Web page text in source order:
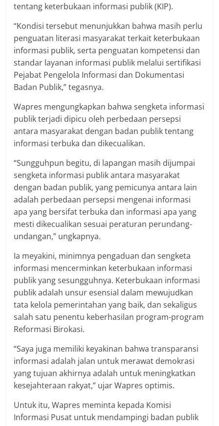
tentang keterbukaan informasi publik (KIP).
“Kondisi tersebut menunjukkan bahwa masih perlu
penguatan literasi masyarakat terkait keterbukaan
informasi publik, serta penguatan kompetensi dan
standar layanan informasi publik melalui sertifikasi
Pejabat Pengelola Informasi dan Dokumentasi
Badan Publik,” tegasnya.
Wapres mengungkapkan bahwa sengketa informasi
publik terjadi dipicu oleh perbedaan persepsi
antara masyarakat dengan badan publik tentang
informasi terbuka dan dikecualikan.
“Sungguhpun begitu, di lapangan masih dijumpai
sengketa informasi publik antara masyarakat
dengan badan publik, yang pemicunya antara lain
adalah perbedaan persepsi mengenai informasi
apa yang bersifat terbuka dan informasi apa yang
mesti dikecualikan sesuai peraturan perundang-
undangan,” ungkapnya.
Ia meyakini, minimnya pengaduan dan sengketa
informasi mencerminkan keterbukaan informasi
publik yang sesungguhnya. Keterbukaan informasi
publik adalah unsur esensial dalam mewujudkan
tata kelola pemerintahan yang baik, dan sekaligus
salah satu penentu keberhasilan program-program
Reformasi Birokasi.
“Saya juga memiliki keyakinan bahwa transparansi
informasi adalah jalan untuk merawat demokrasi
yang tujuan akhirnya adalah untuk meningkatkan
kesejahteraan rakyat,” ujar Wapres optimis.
Untuk itu, Wapres meminta kepada Komisi
Informasi Pusat untuk mendampingi badan publik